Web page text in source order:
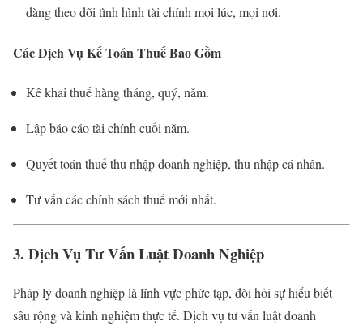
dàng theo dõi tình hình tài chính mọi lúc, mọi nơi.
Các Dịch Vụ Kế Toán Thuế Bao Gồm
Kê khai thuế hàng tháng, quý, năm.
Lập báo cáo tài chính cuối năm.
Quyết toán thuế thu nhập doanh nghiệp, thu nhập cá nhân.
Tư vấn các chính sách thuế mới nhất.
3. Dịch Vụ Tư Vấn Luật Doanh Nghiệp
Pháp lý doanh nghiệp là lĩnh vực phức tạp, đòi hỏi sự hiểu biết
sâu rộng và kinh nghiệm thực tế. Dịch vụ tư vấn luật doanh